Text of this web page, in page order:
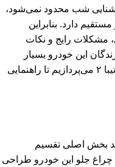
شب محدود نمی‌شود،
دارد. بنابراین
فنی، مشکلات رایج و نکات
این خودرو بسیار
کاربردی باشد. در ادامه به جزئیات چراغ تیبا ۲ می‌پردازیم تا راهنمایی
به چند بخش اصلی تقسیم
جلو این خودرو طراحی